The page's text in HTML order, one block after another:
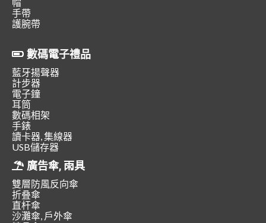
手帶
護腕帶
數碼電子禮品
藍牙揚聲器
計步器
電子鐘
耳筒
數碼相架
手錶
讀卡器, 集線器
USB儲存器
廣告傘, 雨具
雙層防風反向傘
折叠傘
直杆傘
沙灘傘, 戶外傘